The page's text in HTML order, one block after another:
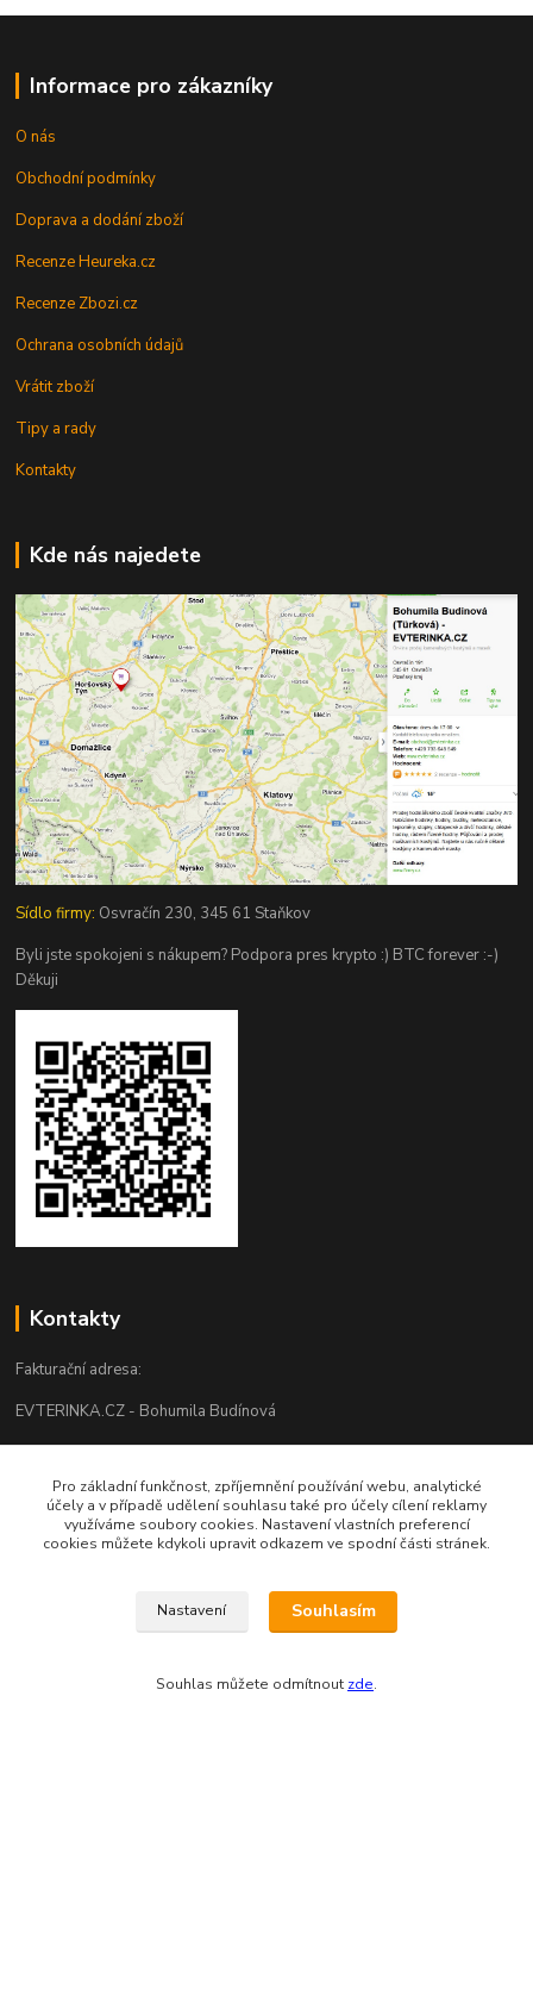
Informace pro zákazníky
O nás
Obchodní podmínky
Doprava a dodání zboží
Recenze Heureka.cz
Recenze Zbozi.cz
Ochrana osobních údajů
Vrátit zboží
Tipy a rady
Kontakty
Kde nás najedete
Sídlo firmy: Osvračín 230, 345 61 Staňkov
Byli jste spokojeni s nákupem? Podpora pres krypto :) BTC forever :-)
Děkuji
Kontakty
Fakturační adresa:
EVTERINKA.CZ - Bohumila Budínová
Osvračín č. p. 230, 345 61 Staňkov
IČO: 03681572, neplátce DPH
Bankovní spojení: 2800720013/2010
Pro základní funkčnost, zpříjemnění používání webu, analytické
účely a v případě udělení souhlasu také pro účely cílení reklamy
využíváme soubory cookies. Nastavení vlastních preferencí
cookies můžete kdykoli upravit odkazem ve spodní části stránek.
Nastavení Souhlasím
Souhlas můžete odmítnout zde.